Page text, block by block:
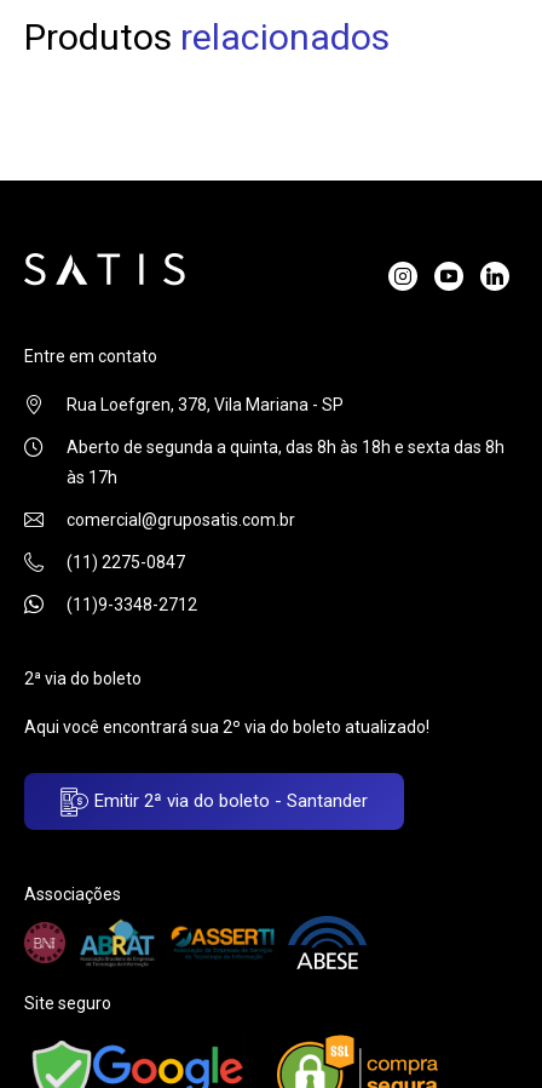
Produtos relacionados
Entre em contato
Rua Loefgren, 378, Vila Mariana - SP
Aberto de segunda a quinta, das 8h às 18h e sexta das 8h
às 17h
comercial@gruposatis.com.br
(11) 2275-0847
(11)9-3348-2712
2ª via do boleto
Aqui você encontrará sua 2º via do boleto atualizado!
Emitir 2ª via do boleto - Santander
Associações
Site seguro